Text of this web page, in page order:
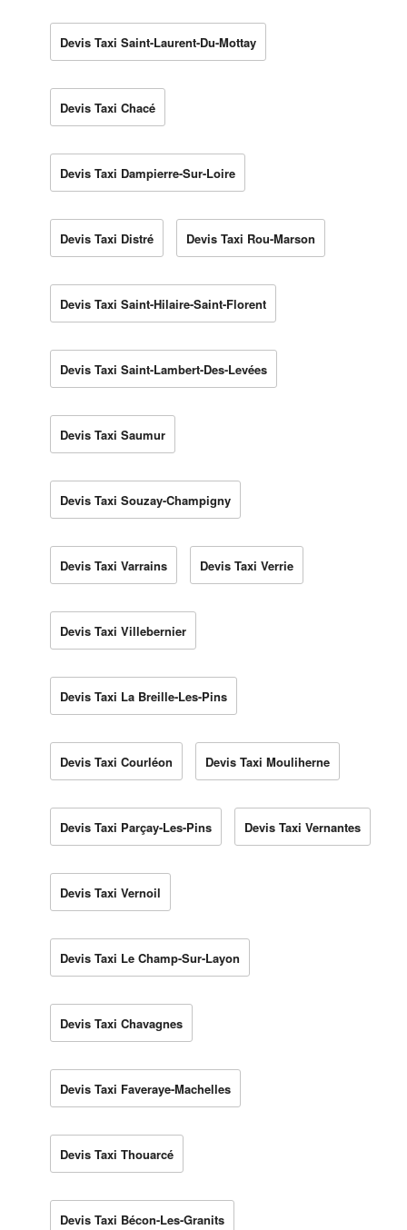
Devis Taxi Saint-Laurent-Du-Mottay
Devis Taxi Chacé
Devis Taxi Dampierre-Sur-Loire
Devis Taxi Distré Devis Taxi Rou-Marson
Devis Taxi Saint-Hilaire-Saint-Florent
Devis Taxi Saint-Lambert-Des-Levées
Devis Taxi Saumur
Devis Taxi Souzay-Champigny
Devis Taxi Varrains Devis Taxi Verrie
Devis Taxi Villebernier
Devis Taxi La Breille-Les-Pins
Devis Taxi Courléon Devis Taxi Mouliherne
Devis Taxi Parçay-Les-Pins Devis Taxi Vernantes
Devis Taxi Vernoil
Devis Taxi Le Champ-Sur-Layon
Devis Taxi Chavagnes
Devis Taxi Faveraye-Machelles
Devis Taxi Thouarcé
Devis Taxi Bécon-Les-Granits